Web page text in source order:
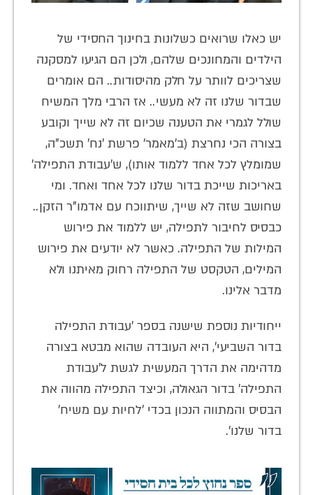
יש כאלו שרואים כשלונות בחינוך החסידי של
הילדים והמחונכים שלהם, ולכן הם הגיעו למסקנה
שצריכים לוותר על חלק מהיסודות.. הם אומרים
שבדור שלנו זה לא מעשי.. אז הרבי מלך המשיח
שולל לגמרי את הטענה שכיום זה לא שייך וקובע
בצורה הכי נחרצת (ב'מאמר' פרשת 'נח' תשכ"ה,
שמומלץ לכל אחד ללמוד אותו), ש'עבודת התפילה'
באריכות שייכת בדור שלנו לכל אחד ואחד. ומי
שחושב שזה לא שייך, שיתווכח עם אדמו"ר הזקן..
כבסיס לחיבור לתפילה, יש ללמוד את פירוש
המילות של התפילה. כאשר לא יודעים את פירוש
המילים, הטקסט של התפילה רחוק מאיתנו ולא
מדבר אלינו.
ייחודיות נוספת שישנה בספר 'עבודת התפילה
בדור השביעי', היא העובדה שהוא מבטא בצורה
מדהימה את הדרך המעשית לגשת ל'עבודת
התפילה' בדור הגאולה, וכיצד התפילה מהווה את
הבסיס והמתווה הנכון בכדי 'לחיות עם משיח'
בדור שלנו'.